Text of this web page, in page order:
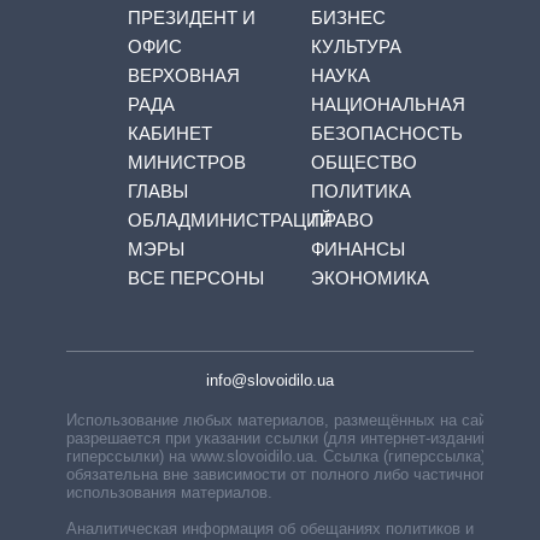
ПРЕЗИДЕНТ И
ОФИС
ВЕРХОВНАЯ
РАДА
КАБИНЕТ
МИНИСТРОВ
ГЛАВЫ
ОБЛАДМИНИСТРАЦИЙ
МЭРЫ
ВСЕ ПЕРСОНЫ
БИЗНЕС
КУЛЬТУРА
НАУКА
НАЦИОНАЛЬНАЯ
БЕЗОПАСНОСТЬ
ОБЩЕСТВО
ПОЛИТИКА
ПРАВО
ФИНАНСЫ
ЭКОНОМИКА
info@slovoidilo.ua
Использование любых материалов, размещённых на сайте,
разрешается при указании ссылки (для интернет-изданий —
гиперссылки) на www.slovoidilo.ua. Ссылка (гиперссылка)
обязательна вне зависимости от полного либо частичного
использования материалов.
Аналитическая информация об обещаниях политиков и